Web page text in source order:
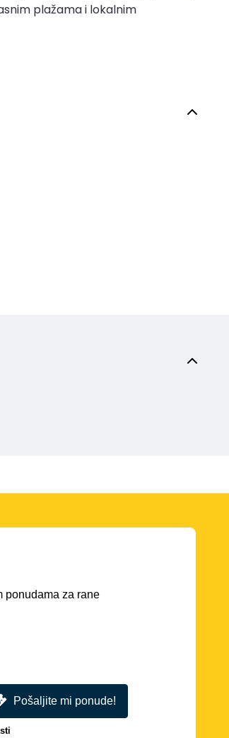
plažama i lokalnim
ponudama za rane
Pošaljite mi ponude!